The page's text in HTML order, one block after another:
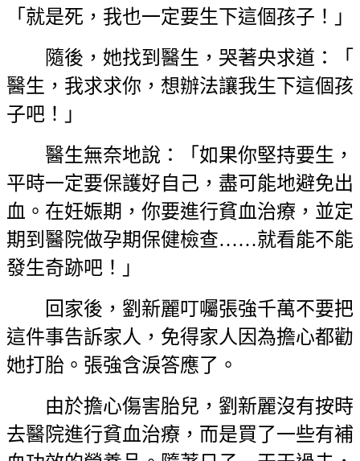
「就是死，我也一定要生下這個孩子！」
隨後，她找到醫生，哭著央求道：「
醫生，我求求你，想辦法讓我生下這個孩
子吧！」
醫生無奈地說：「如果你堅持要生，
平時一定要保護好自己，盡可能地避免出
血。在妊娠期，你要進行貧血治療，並定
期到醫院做孕期保健檢查……就看能不能
發生奇跡吧！」
回家後，劉新麗叮囑張強千萬不要把
這件事告訴家人，免得家人因為擔心都勸
她打胎。張強含淚答應了。
由於擔心傷害胎兒，劉新麗沒有按時
去醫院進行貧血治療，而是買了一些有補